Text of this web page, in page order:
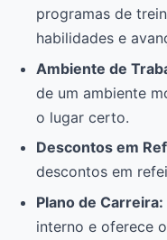
programas de
habilidades e
Ambiente de
de um ambiente
o lugar certo.
Descontos em
descontos em
Plano de Carreira:
interno e oferece